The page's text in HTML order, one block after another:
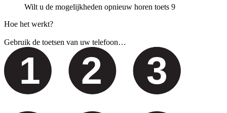
Wilt u de mogelijkheden opnieuw horen toets 9
Hoe het werkt?
Gebruik de toetsen van uw telefoon…
1 2 3